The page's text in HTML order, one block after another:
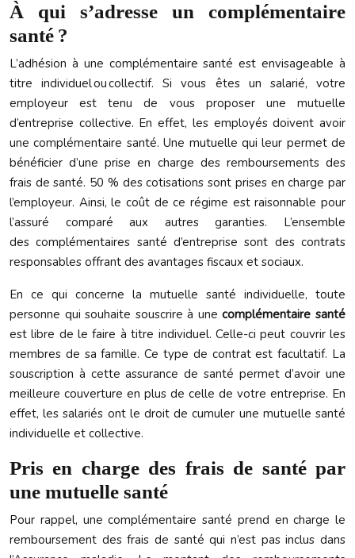
À qui s’adresse un complémentaire
santé ?
L’adhésion à une complémentaire santé est envisageable à
titre individuel ou collectif. Si vous êtes un salarié, votre
employeur est tenu de vous proposer une mutuelle
d’entreprise collective. En effet, les employés doivent avoir
une complémentaire santé. Une mutuelle qui leur permet de
bénéficier d’une prise en charge des remboursements des
frais de santé. 50 % des cotisations sont prises en charge par
l’employeur. Ainsi, le coût de ce régime est raisonnable pour
l’assuré comparé aux autres garanties. L’ensemble
des complémentaires santé d’entreprise sont des contrats
responsables offrant des avantages fiscaux et sociaux.
En ce qui concerne la mutuelle santé individuelle, toute
personne qui souhaite souscrire à une complémentaire santé
est libre de le faire à titre individuel. Celle-ci peut couvrir les
membres de sa famille. Ce type de contrat est facultatif. La
souscription à cette assurance de santé permet d’avoir une
meilleure couverture en plus de celle de votre entreprise. En
effet, les salariés ont le droit de cumuler une mutuelle santé
individuelle et collective.
Pris en charge des frais de santé par
une mutuelle santé
Pour rappel, une complémentaire santé prend en charge le
remboursement des frais de santé qui n’est pas inclus dans